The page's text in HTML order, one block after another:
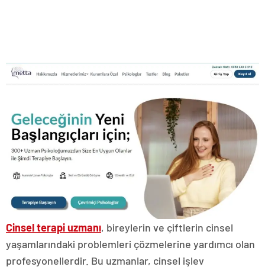
Cinsel terapi uzmanı, bireylerin ve çiftlerin cinsel
yaşamlarındaki problemleri çözmelerine yardımcı olan
profesyonellerdir. Bu uzmanlar, cinsel işlev